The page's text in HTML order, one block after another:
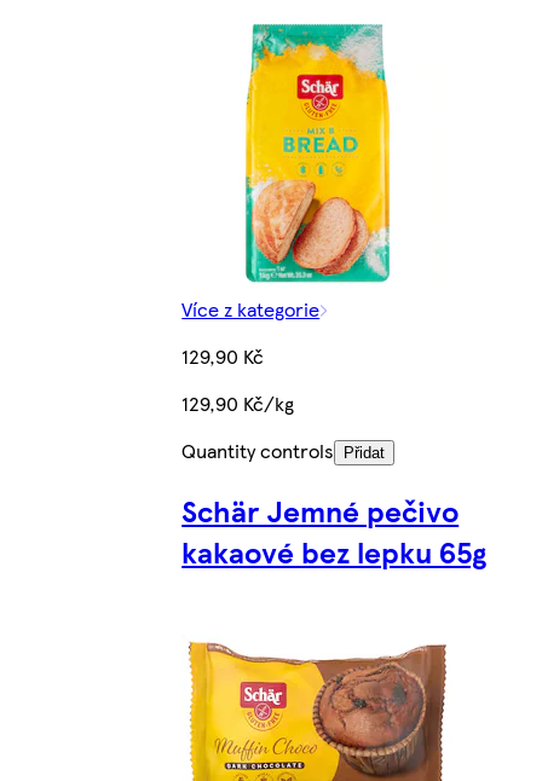
Více z kategorie
129,90 Kč
129,90 Kč/kg
Quantity controls
Přidat
Schär Jemné pečivo
kakaové bez lepku 65g